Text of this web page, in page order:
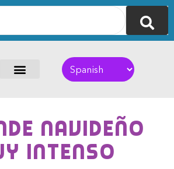
navideño
intenso